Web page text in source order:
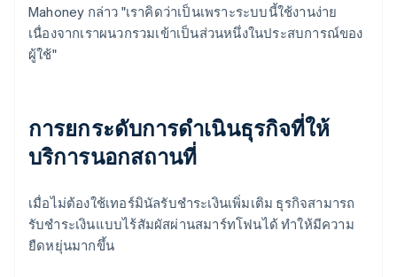
Mahoney กล่าว "เราคิดว่าเป็นเพราะระบบนี้ใช้งานง่าย
เนื่องจากเราผนวกรวมเข้าเป็นส่วนหนึ่งในประสบการณ์ของ
ผู้ใช้"
การยกระดับการดำเนินธุรกิจที่ให้
บริการนอกสถานที่
เมื่อไม่ต้องใช้เทอร์มินัลรับชำระเงินเพิ่มเติม ธุรกิจสามารถ
รับชำระเงินแบบไร้สัมผัสผ่านสมาร์ทโฟนได้ ทำให้มีความ
ยืดหยุ่นมากขึ้น